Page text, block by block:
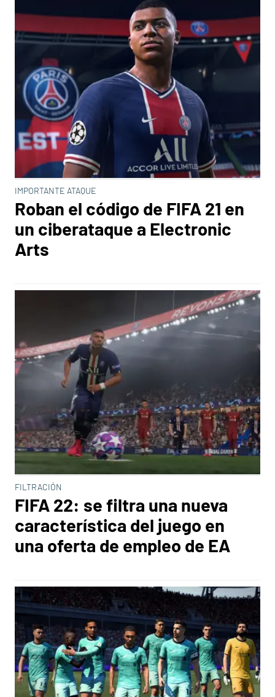
IMPORTANTE ATAQUE
Roban el código de FIFA 21 en
un ciberataque a Electronic
Arts
FILTRACIÓN
FIFA 22: se filtra una nueva
característica del juego en
una oferta de empleo de EA